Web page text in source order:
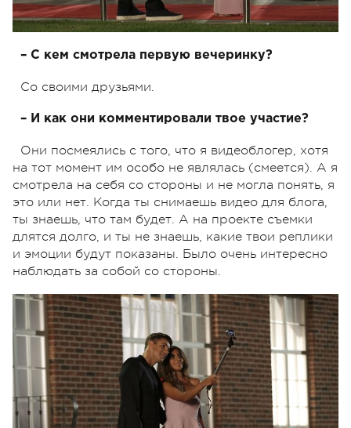
– С кем смотрела первую вечеринку?
Со своими друзьями.
– И как они комментировали твое участие?
Они посмеялись с того, что я видеоблогер, хотя
на тот момент им особо не являлась (смеется). А я
смотрела на себя со стороны и не могла понять, я
это или нет. Когда ты снимаешь видео для блога,
ты знаешь, что там будет. А на проекте съемки
длятся долго, и ты не знаешь, какие твои реплики
и эмоции будут показаны. Было очень интересно
наблюдать за собой со стороны.